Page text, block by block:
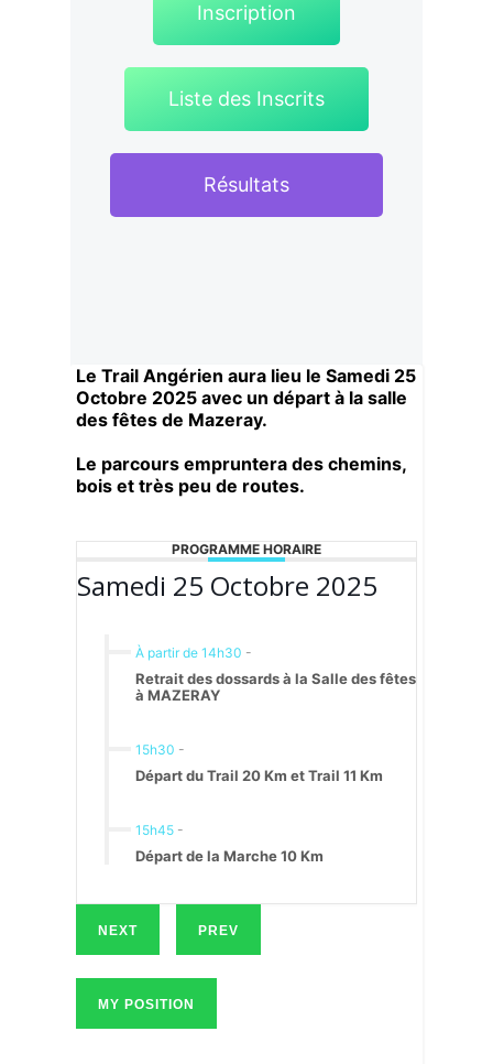
Inscription
Liste des Inscrits
Résultats
Le Trail Angérien aura lieu le Samedi 25
Octobre 2025 avec un départ à la salle
des fêtes de Mazeray.
Le parcours empruntera des chemins,
bois et très peu de routes.
PROGRAMME HORAIRE
Samedi 25 Octobre 2025
À partir de 14h30 -
Retrait des dossards à la Salle des fêtes
à MAZERAY
15h30 -
Départ du Trail 20 Km et Trail 11 Km
15h45 -
Départ de la Marche 10 Km
NEXT PREV
MY POSITION